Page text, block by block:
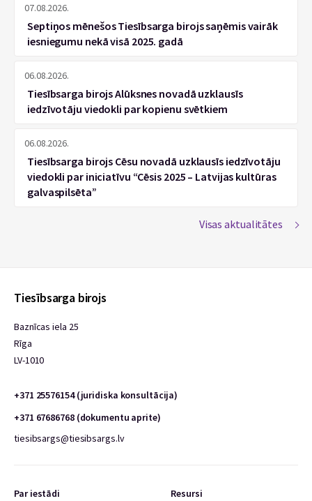
07.08.2026.
Septiņos mēnešos Tiesībsarga birojs saņēmis vairāk
iesniegumu nekā visā 2025. gadā
06.08.2026.
Tiesībsarga birojs Alūksnes novadā uzklausīs
iedzīvotāju viedokli par kopienu svētkiem
06.08.2026.
Tiesībsarga birojs Cēsu novadā uzklausīs iedzīvotāju
viedokli par iniciatīvu “Cēsis 2025 – Latvijas kultūras
galvaspilsēta”
Visas aktualitātes
Tiesībsarga birojs
Baznīcas iela 25
Rīga
LV-1010
+371 25576154 (juridiska konsultācija)
+371 67686768 (dokumentu aprite)
tiesibsargs@tiesibsargs.lv
Par iestādi Resursi